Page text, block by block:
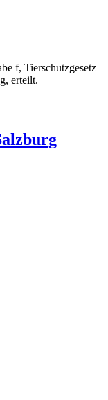
f, Tierschutzgesetz
erteilt.